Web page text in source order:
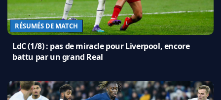
RÉSUMÉS DE MATCH
LdC (1/8) : pas de miracle pour Liverpool, encore
battu par un grand Real